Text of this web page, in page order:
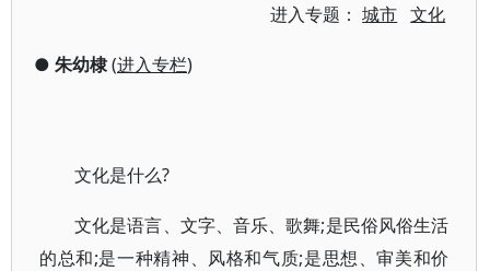
进入专题：城市 文化
● 朱幼棣(进入专栏)
文化是什么?
文化是语言、文字、音乐、歌舞;是民俗风俗生活
的总和;是一种精神、风格和气质;是思想、审美和价